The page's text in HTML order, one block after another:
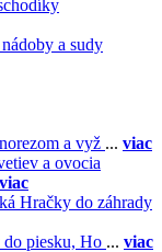
a sudy
a vyž ... viac
a ovocia
viac
Hračky do záhrady
piesku, Ho ... viac